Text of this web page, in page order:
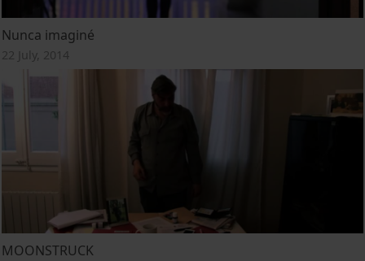
Nunca imaginé
22 July, 2014
MOONSTRUCK